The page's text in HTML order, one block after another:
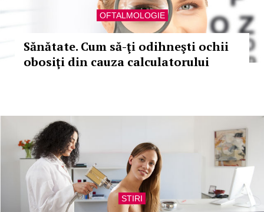
OFTALMOLOGIE
Sănătate. Cum să-ţi odihneşti ochii
obosiţi din cauza calculatorului
STIRI